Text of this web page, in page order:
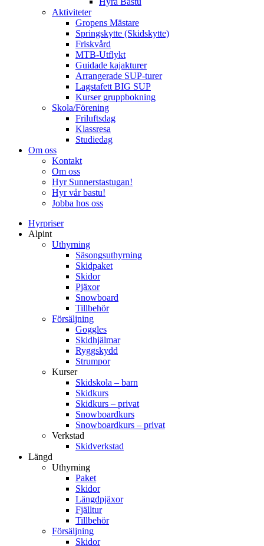
Aktiviteter
Gropens Mästare
Springskytte (Skidskytte)
Friskvård
MTB-Utflykt
Guidade kajakturer
Arrangerade SUP-turer
Lagstafett BIG SUP
Kurser gruppbokning
Skola/Förening
Friluftsdag
Klassresa
Studiedag
Om oss
Kontakt
Om oss
Hyr Sunnerstastugan!
Hyr vår bastu!
Jobba hos oss
Hyrpriser
Alpint
Uthyrning
Säsongsuthyrning
Skidpaket
Skidor
Pjäxor
Snowboard
Tillbehör
Försäljning
Goggles
Skidhjälmar
Ryggskydd
Strumpor
Kurser
Skidskola – barn
Skidkurs
Skidkurs – privat
Snowboardkurs
Snowboardkurs – privat
Verkstad
Skidverkstad
Längd
Uthyrning
Paket
Skidor
Längdpjäxor
Fjälltur
Tillbehör
Försäljning
Skidor